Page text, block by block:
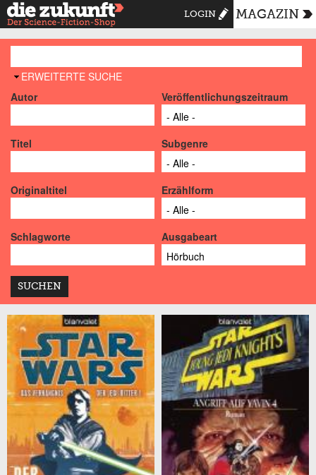
LOGIN MAGAZIN
AUSBLENDEN
ERWEITERTE SUCHE
Autor
Veröffentlichungszeitraum
Titel Subgenre
Originaltitel Erzählform
Schlagworte Ausgabeart